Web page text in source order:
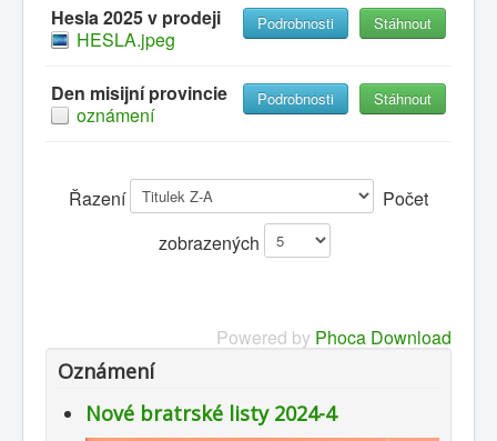
Dokumenty
Galerie
Odkazy
Napište nám
Hesla 2025 v prodeji
HESLA.jpeg
Stáhnout
Podrobnosti
Den misijní provincie
oznámení
Stáhnout
Podrobnosti
Řazení
Počet
zobrazených
Powered by Phoca Download
Oznámení
Nové bratrské listy 2024-4